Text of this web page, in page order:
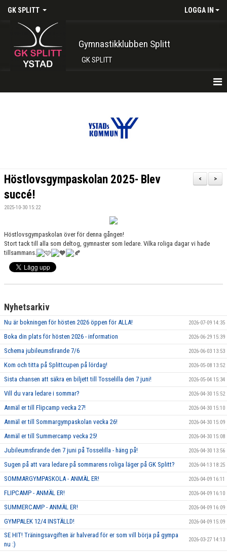
GK SPLITT LOGGA IN
Gymnastikklubben Splitt
GK SPLITT
INTRESSEANMÄLAN
GRUPPER OCH TIDER
STÖDMEDLEM
FUNKTIONÄRER
>
<
Höstlovsgympaskolan 2025- Blev
succé!
2025-10-30 15:22
Höstlovsgympaskolan över för denna gången!
Stort tack till alla som deltog, gymnaster som ledare. Vilka roliga dagar vi hade
tillsammans.
Nyhetsarkiv
Nu är bokningen för hösten 2026 öppen för ALLA! 2026-07-09 14:35
Boka din plats för hösten 2026 - information 2026-06-29 15:39
Schema jubileumsfirande 7/6 2026-06-03 13:53
Kom och titta på Splittcupen på lördag! 2026-05-08 13:52
Sista chansen att säkra en biljett till Tosselilla den 7 juni! 2026-05-04 15:34
Vill du vara ledare i sommar? 2026-04-30 15:52
Anmäl er till Flipcamp vecka 27! 2026-04-30 15:10
Anmäl er till Sommargympaskolan vecka 26! 2026-04-30 15:09
Anmäl er till Summercamp vecka 25! 2026-04-30 15:08
Jubileumsfirande den 7 juni på Tosselilla - häng på! 2026-04-30 13:56
Sugen på att vara ledare på sommarens roliga läger på GK Splitt? 2026-04-13 18:25
SOMMARGYMPASKOLA - ANMÄL ER! 2026-04-09 16:11
FLIPCAMP - ANMÄL ER! 2026-04-09 16:10
SUMMERCAMP - ANMÄL ER! 2026-04-09 16:09
GYMPALEK 12/4 INSTÄLLD! 2026-04-09 15:09
SE HIT! Träningsavgiften är halverad för er som vill börja på gympa
nu :)
2026-03-27 14:13